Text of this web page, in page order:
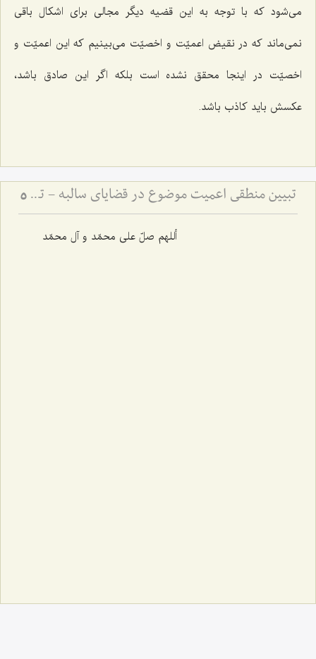
می‌شود که با توجه به این قضیه دیگر مجالی برای اشکال باقی
نمی‌ماند که در نقیض اعمیّت و اخصیّت می‌بینیم که این اعمیّت و
اخصیّت در اینجا محقق نشده است بلکه اگر این صادق باشد،
عکسش باید کاذب باشد.
تبیین منطقی اعمیت موضوع در قضایای سالبه - تحلیل اعتبار ذهنی و تفاوت آن با شمول افرادی 5
أللهم صلّ علی محمّد و آل محمّد